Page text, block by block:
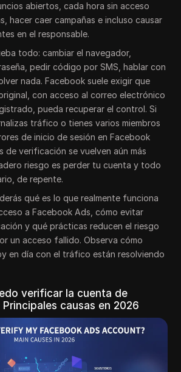
abiertos, cada hora sin acceso
hacer caer campañas e incluso causar
en el responsable.
todo: cambiar el navegador,
pedir código por SMS, hablar con
nada. Facebook suele exigir que
con acceso al correo electrónico
pueda recuperar el control. Si
tráfico o tienes varios miembros
de inicio de sesión en Facebook
de verificación se vuelven aún más
riesgo es perder tu cuenta y todo
de repente.
qué es lo que realmente funciona
a Facebook Ads, cómo evitar
y qué prácticas reducen el riesgo
un acceso fallido. Observa cómo
en día con el tráfico están resolviendo
verificar la cuenta de
causas en 2026